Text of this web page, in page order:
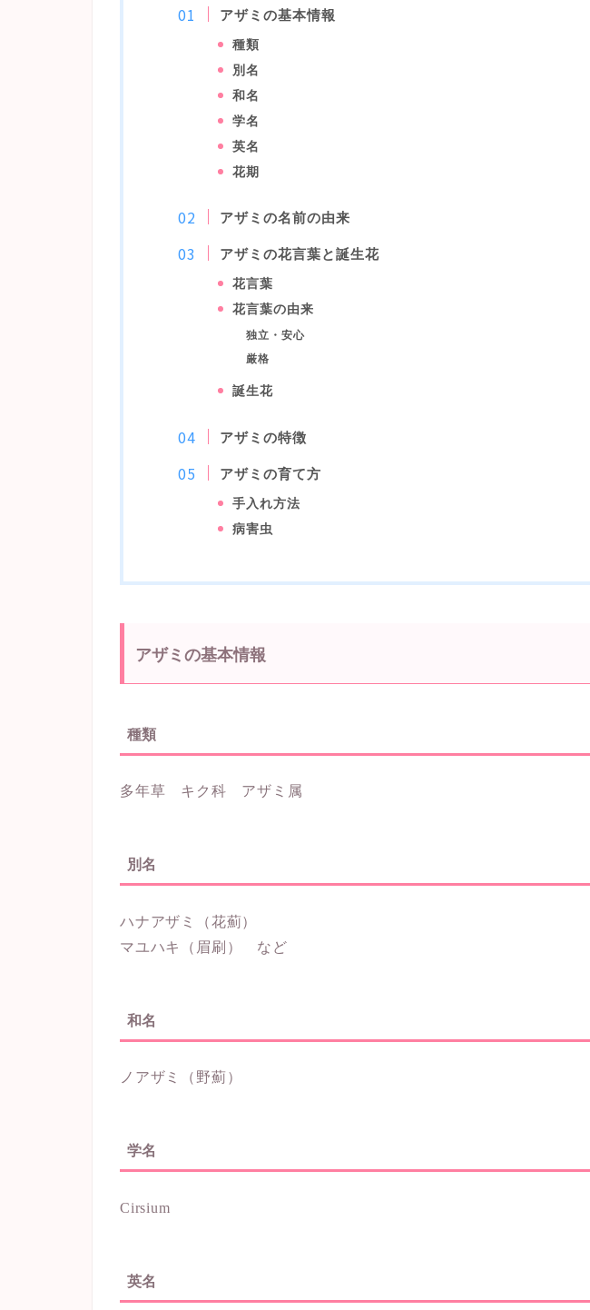
アザミの基本情報
種類
別名
和名
学名
英名
花期
アザミの名前の由来
アザミの花言葉と誕生花
花言葉
花言葉の由来
独立・安心
厳格
誕生花
アザミの特徴
アザミの育て方
手入れ方法
病害虫
アザミの基本情報
種類
多年草 キク科 アザミ属
別名
ハナアザミ（花薊）
マユハキ（眉刷） など
和名
ノアザミ（野薊）
学名
Cirsium
英名